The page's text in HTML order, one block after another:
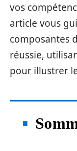
vos
article vous
composantes
réussie,
pour illustrer